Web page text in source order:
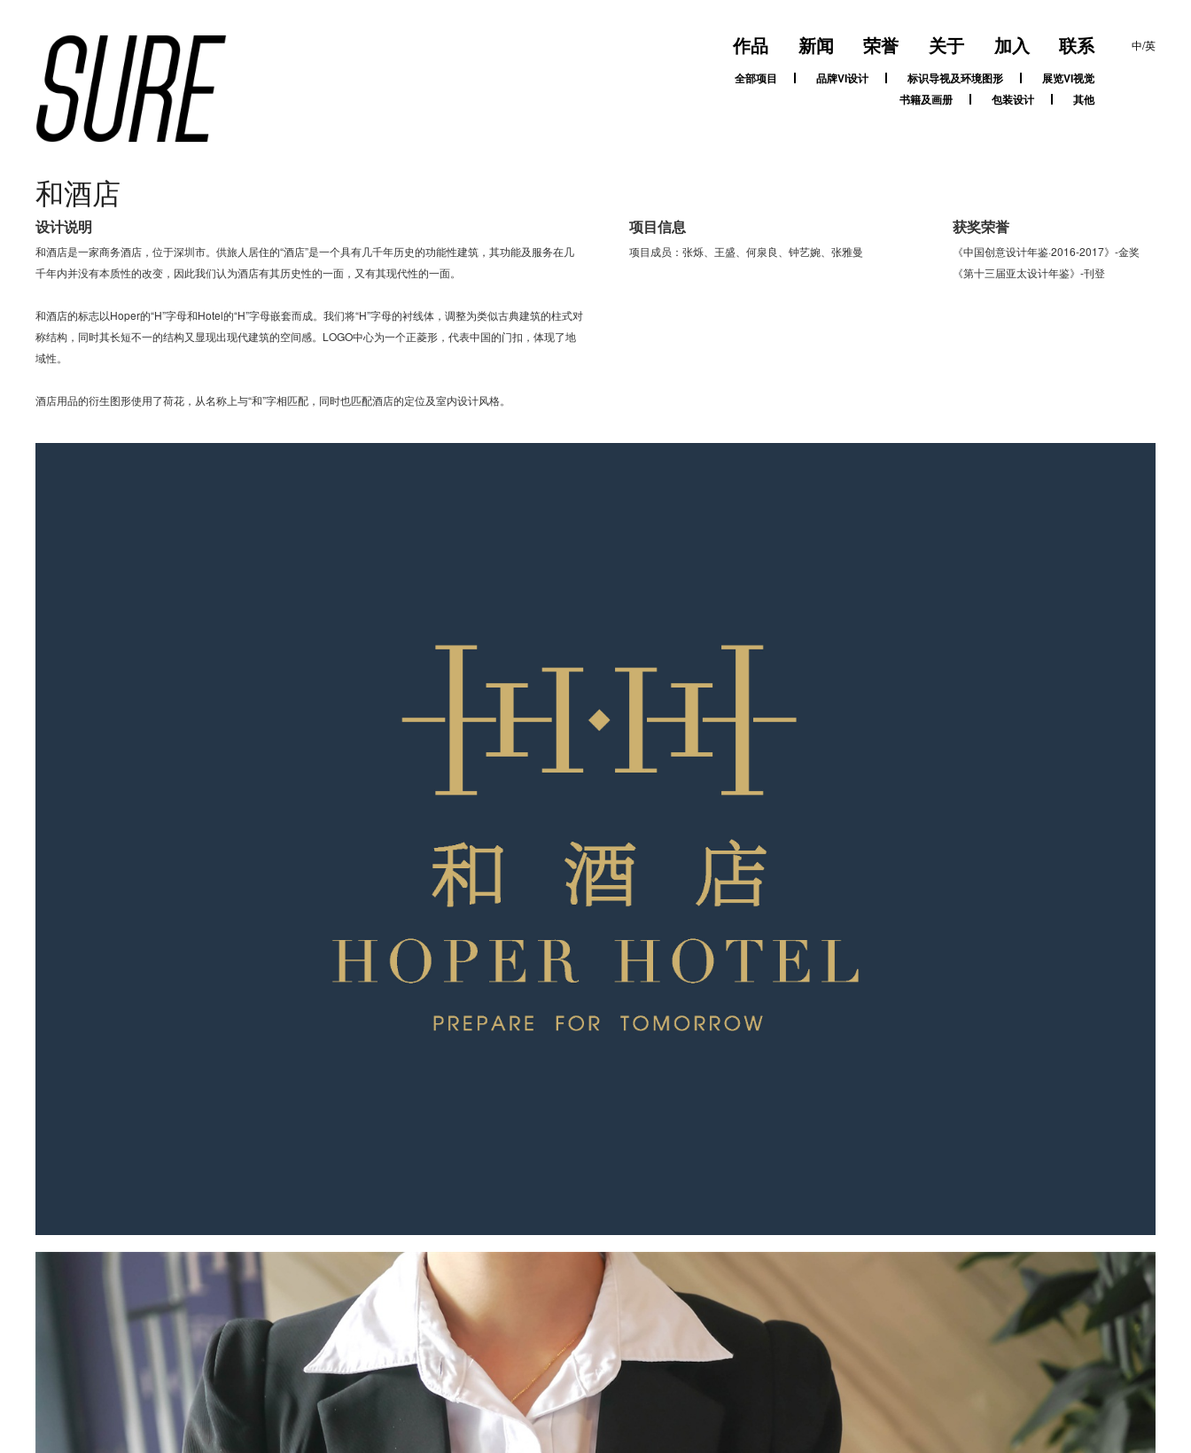
作品
全部项目 品牌VI设计 标识导视及环境图形
展览VI视觉
书籍及画册
包装设计 其他
新闻 荣誉 关于 加入 联系 中/英
和酒店
设计说明
和酒店是一家商务酒店，位于深圳市。供旅人居住的“酒店”是一个具有几千年历史的功能性建筑，其功能及服务在几
千年内并没有本质性的改变，因此我们认为酒店有其历史性的一面，又有其现代性的一面。
和酒店的标志以Hoper的“H”字母和Hotel的“H”字母嵌套而成。我们将“H”字母的衬线体，调整为类似古典建筑的柱式对
称结构，同时其长短不一的结构又显现出现代建筑的空间感。LOGO中心为一个正菱形，代表中国的门扣，体现了地
域性。
酒店用品的衍生图形使用了荷花，从名称上与“和”字相匹配，同时也匹配酒店的定位及室内设计风格。
项目信息
项目成员：张烁、王盛、何泉良、钟艺婉、张雅曼
获奖荣誉
《中国创意设计年鉴·2016-2017》-金奖
《第十三届亚太设计年鉴》-刊登